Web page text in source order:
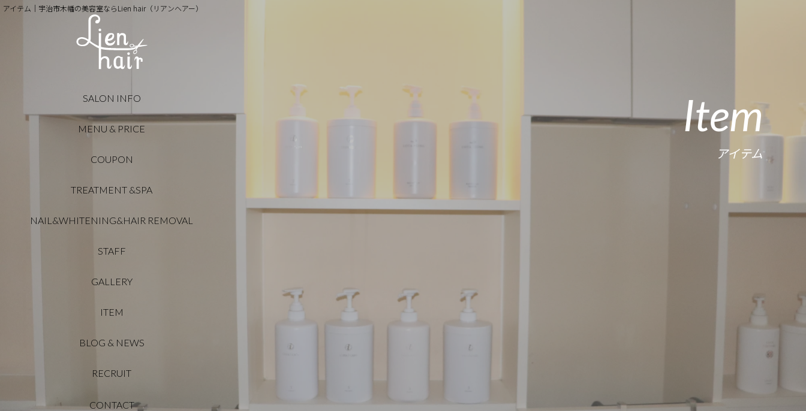
アイテム｜宇治市木幡の美容室ならLien hair（リアンヘアー）
Item
アイテム
SALON INFO
MENU & PRICE
COUPON
TREATMENT &SPA
NAIL&WHITENING&HAIR REMOVAL
STAFF
GALLERY
ITEM
BLOG & NEWS
RECRUIT
CONTACT